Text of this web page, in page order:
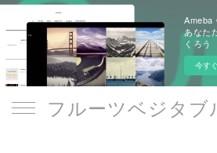
Ameba
あなた
くろう
今す